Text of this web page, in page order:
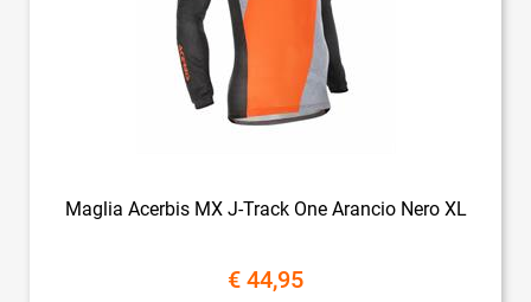
Maglia Acerbis MX J-Track One Arancio Nero XL
€ 44,95